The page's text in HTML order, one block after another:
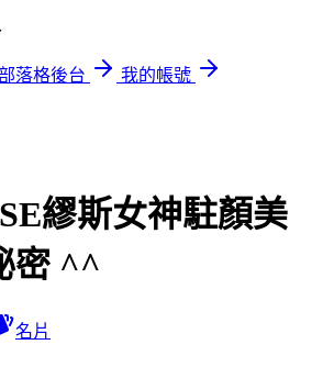
落格後台
我的帳號
繆斯女神駐顏美
密 ^^
名片